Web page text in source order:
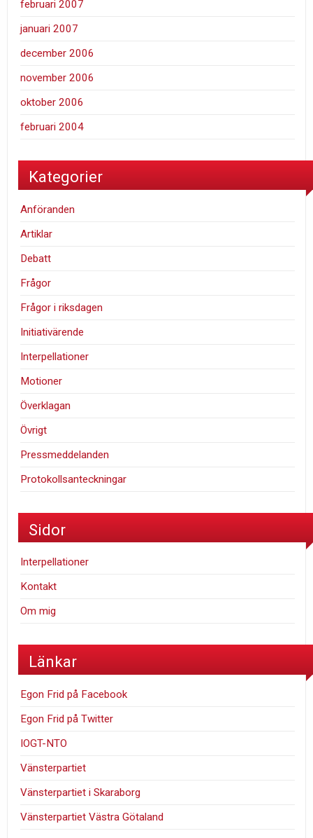
februari 2007
januari 2007
december 2006
november 2006
oktober 2006
februari 2004
Kategorier
Anföranden
Artiklar
Debatt
Frågor
Frågor i riksdagen
Initiativärende
Interpellationer
Motioner
Överklagan
Övrigt
Pressmeddelanden
Protokollsanteckningar
Sidor
Interpellationer
Kontakt
Om mig
Länkar
Egon Frid på Facebook
Egon Frid på Twitter
IOGT-NTO
Vänsterpartiet
Vänsterpartiet i Skaraborg
Vänsterpartiet Västra Götaland